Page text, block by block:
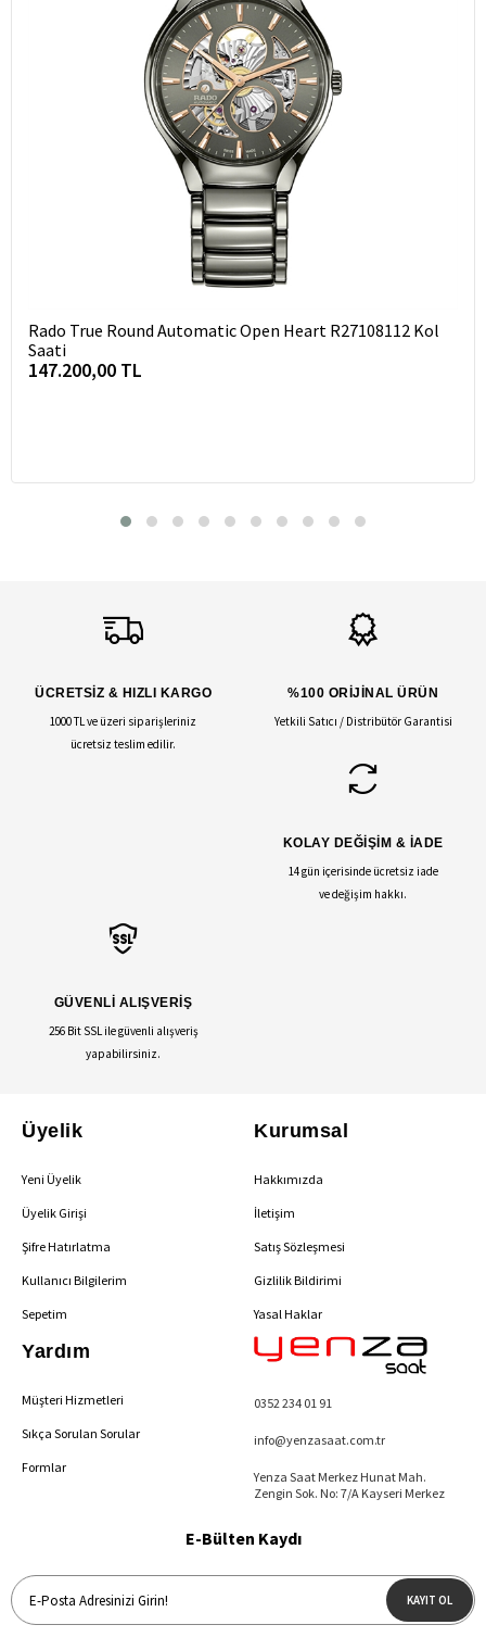
Rado True Round Automatic Open Heart R27108112 Kol
Saati
147.200,00 TL
ÜCRETSİZ & HIZLI KARGO
1000 TL ve üzeri siparişleriniz
ücretsiz teslim edilir.
%100 ORİJİNAL ÜRÜN
Yetkili Satıcı / Distribütör Garantisi
KOLAY DEĞİŞİM & İADE
14 gün içerisinde ücretsiz iade
ve değişim hakkı.
GÜVENLİ ALIŞVERİŞ
256 Bit SSL ile güvenli alışveriş
yapabilirsiniz.
Üyelik
Yeni Üyelik
Üyelik Girişi
Şifre Hatırlatma
Kullanıcı Bilgilerim
Sepetim
Kurumsal
Hakkımızda
İletişim
Satış Sözleşmesi
Gizlilik Bildirimi
Yasal Haklar
Yardım
Müşteri Hizmetleri
Sıkça Sorulan Sorular
Formlar
0352 234 01 91
info@yenzasaat.com.tr
Yenza Saat Merkez Hunat Mah.
Zengin Sok. No: 7/A Kayseri Merkez
E-Bülten Kaydı
KAYIT OL